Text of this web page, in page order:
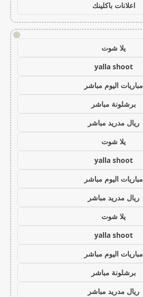
اعلانات باكلينك
!
يلا شوت
yalla shoot
مباريات اليوم مباشر
برشلونة مباشر
ريال مدريد مباشر
يلا شوت
yalla shoot
مباريات اليوم مباشر
ريال مدريد مباشر
يلا شوت
yalla shoot
مباريات اليوم مباشر
برشلونة مباشر
ريال مدريد مباشر